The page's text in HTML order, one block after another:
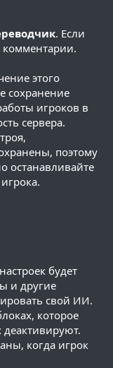
. Если
комментарии.
этого
сохранение
игроков в
сервера.
поэтому
останавливайте
будет
и другие
свой ИИ.
которое
деактивируют.
когда игрок